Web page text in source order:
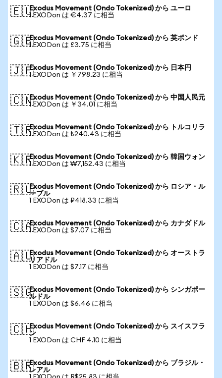
🇪🇺Exodus Movement (Ondo Tokenized) から ユーロ
1 EXODon は €4.37 に相当
🇬🇧Exodus Movement (Ondo Tokenized) から 英ポンド
1 EXODon は £3.75 に相当
🇯🇵Exodus Movement (Ondo Tokenized) から 日本円
1 EXODon は ￥798.23 に相当
🇨🇳Exodus Movement (Ondo Tokenized) から 中国人民元
1 EXODon は ￥34.01 に相当
🇹🇷Exodus Movement (Ondo Tokenized) から トルコリラ
1 EXODon は ₺240.43 に相当
🇰🇷Exodus Movement (Ondo Tokenized) から 韓国ウォン
1 EXODon は ₩7,152.43 に相当
🇷🇺Exodus Movement (Ondo Tokenized) から ロシア・ル
ーブル
1 EXODon は ₽418.33 に相当
🇨🇦Exodus Movement (Ondo Tokenized) から カナダドル
1 EXODon は $7.07 に相当
🇦🇺Exodus Movement (Ondo Tokenized) から オーストラ
リアドル
1 EXODon は $7.17 に相当
🇸🇬Exodus Movement (Ondo Tokenized) から シンガポー
ルドル
1 EXODon は $6.46 に相当
🇨🇭Exodus Movement (Ondo Tokenized) から スイスフラ
ン
1 EXODon は CHF 4.10 に相当
🇧🇷Exodus Movement (Ondo Tokenized) から ブラジル・
レアル